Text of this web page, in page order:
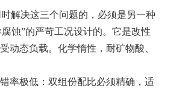
解决这三个问题的，必须是另一种
蚀”的严苛工况设计的。它是改性
动态负载。化学惰性，耐矿物酸、
率极低：双组份配比必须精确，适